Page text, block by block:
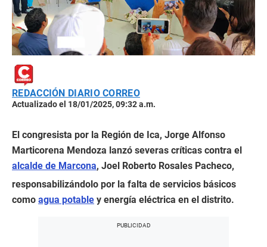
REDACCIÓN DIARIO CORREO
Actualizado el 18/01/2025, 09:32 a.m.
El congresista por la Región de Ica, Jorge Alfonso
Marticorena Mendoza lanzó severas críticas contra el
alcalde de Marcona, Joel Roberto Rosales Pacheco,
responsabilizándolo por la falta de servicios básicos
como agua potable y energía eléctrica en el distrito.